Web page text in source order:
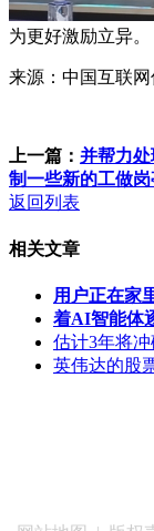
为更好激励立异。
来源：中国互联
上一篇： 并帮力
制一些新的工做岗
返回列表
相关文章
用户正在家
着AI智能体
估计3年将冲
英伟达的股